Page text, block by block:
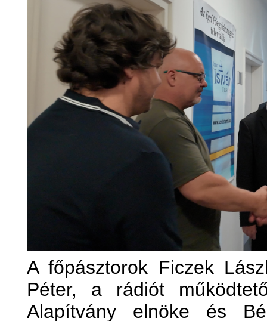
A főpásztorok Ficzek
Péter, a rádiót
Alapítvány elnöke és